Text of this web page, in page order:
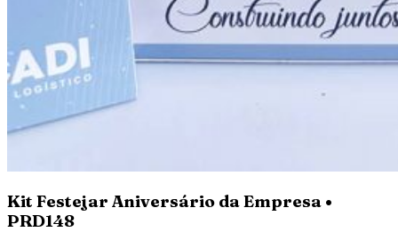
Kit Festejar Aniversário da Empresa •
PRD148